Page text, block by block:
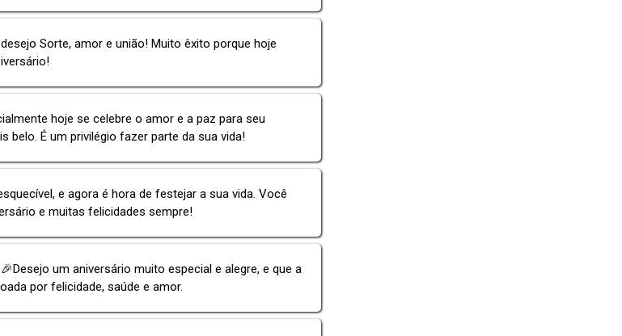
Sorte, amor e união! Muito êxito porque hoje
hoje se celebre o amor e a paz para seu
belo. É um privilégio fazer parte da sua vida!
e agora é hora de festejar a sua vida. Você
e muitas felicidades sempre!
um aniversário muito especial e alegre, e que a
por felicidade, saúde e amor.